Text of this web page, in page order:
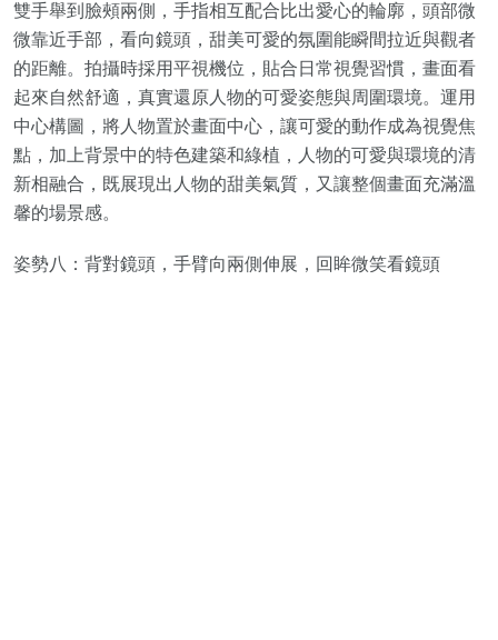
雙手舉到臉頰兩側，手指相互配合比出愛心的輪廓，頭部微
微靠近手部，看向鏡頭，甜美可愛的氛圍能瞬間拉近與觀者
的距離。拍攝時採用平視機位，貼合日常視覺習慣，畫面看
起來自然舒適，真實還原人物的可愛姿態與周圍環境。運用
中心構圖，將人物置於畫面中心，讓可愛的動作成為視覺焦
點，加上背景中的特色建築和綠植，人物的可愛與環境的清
新相融合，既展現出人物的甜美氣質，又讓整個畫面充滿溫
馨的場景感。
姿勢八：背對鏡頭，手臂向兩側伸展，回眸微笑看鏡頭